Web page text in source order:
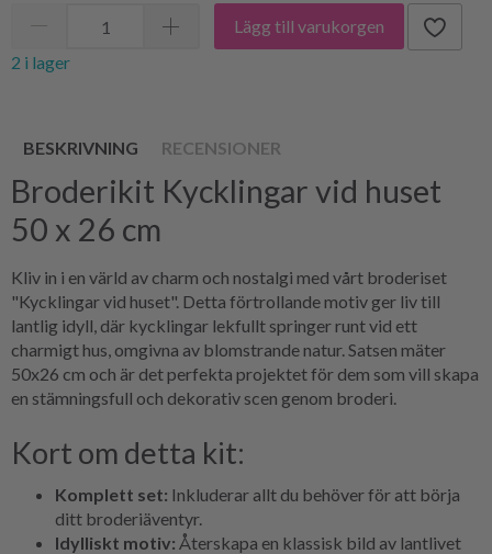
Lägg till varukorgen
2 i lager
BESKRIVNING RECENSIONER
Broderikit Kycklingar vid huset
50 x 26 cm
Kliv in i en värld av charm och nostalgi med vårt broderiset
"Kycklingar vid huset". Detta förtrollande motiv ger liv till
lantlig idyll, där kycklingar lekfullt springer runt vid ett
charmigt hus, omgivna av blomstrande natur. Satsen mäter
50x26 cm och är det perfekta projektet för dem som vill skapa
en stämningsfull och dekorativ scen genom broderi.
Kort om detta kit:
Komplett set: Inkluderar allt du behöver för att börja
ditt broderiäventyr.
Idylliskt motiv: Återskapa en klassisk bild av lantlivet